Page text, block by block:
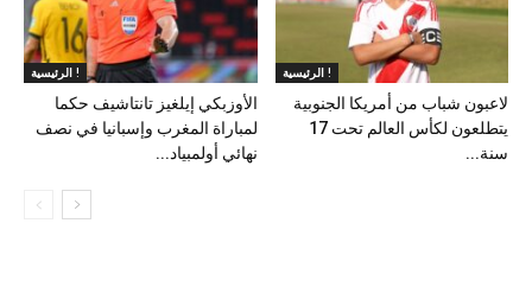
الرئيسية !
الأوزبكي إيلغيز تانتاشيف حكما
لمباراة المغرب وإسبانيا في نصف
نهائي أولمبياد...
الرئيسية !
لاعبون شباب من أمريكا الجنوبية
يتطلعون لكأس العالم تحت 17
سنة...